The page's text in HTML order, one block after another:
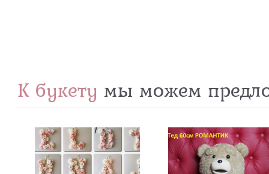
К букету мы можем